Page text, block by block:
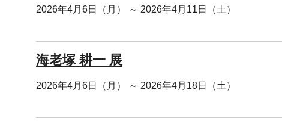
2026年4月6日（月） ～ 2026年4月11日（土）
海老塚 耕一 展
2026年4月6日（月） ～ 2026年4月18日（土）